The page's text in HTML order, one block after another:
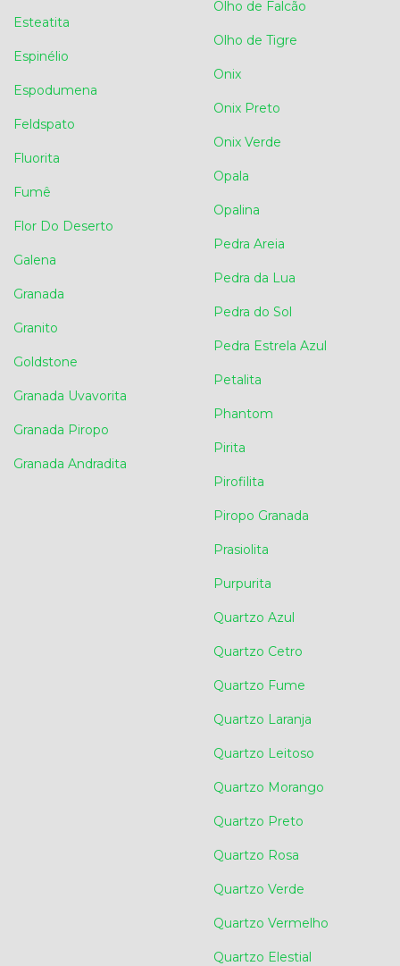
Esteatita
Espinélio
Espodumena
Feldspato
Fluorita
Fumê
Flor Do Deserto
Galena
Granada
Granito
Goldstone
Granada Uvavorita
Granada Piropo
Granada Andradita
Olho de Falcão
Olho de Tigre
Onix
Onix Preto
Onix Verde
Opala
Opalina
Pedra Areia
Pedra da Lua
Pedra do Sol
Pedra Estrela Azul
Petalita
Phantom
Pirita
Pirofilita
Piropo Granada
Prasiolita
Purpurita
Quartzo Azul
Quartzo Cetro
Quartzo Fume
Quartzo Laranja
Quartzo Leitoso
Quartzo Morango
Quartzo Preto
Quartzo Rosa
Quartzo Verde
Quartzo Vermelho
Quartzo Elestial